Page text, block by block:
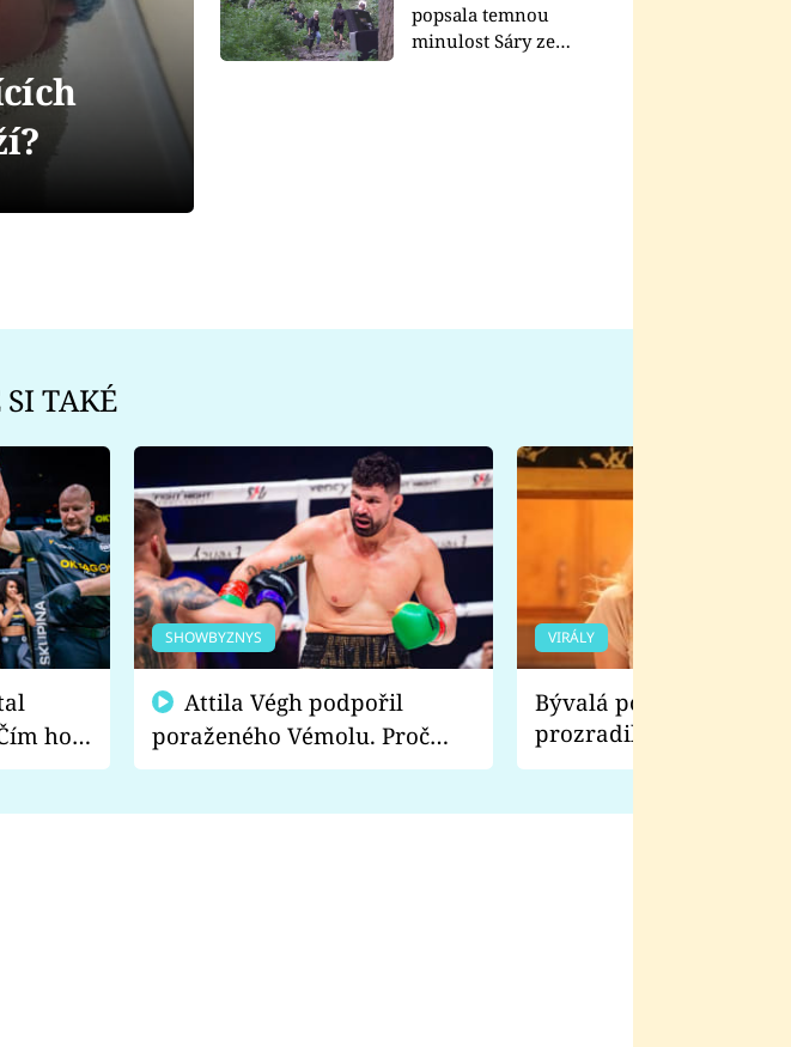
popsala temnou
minulost Sáry ze
SI TAKÉ
ho
SHOWBYZNYS
poraženého Vémolu. Proč
chce raději zápasit s ním než
VIRÁLY
Bývalá pornoherečka
prozradila, co ji
natáčení Euforie.